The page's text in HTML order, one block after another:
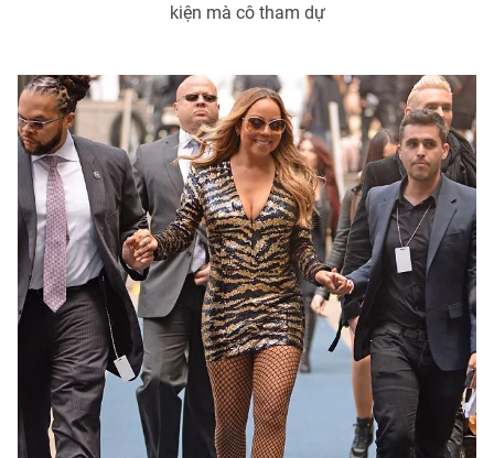
kiện mà cô tham dự